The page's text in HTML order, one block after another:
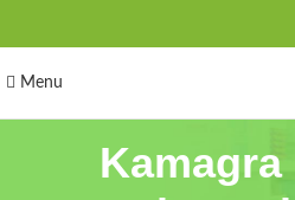
Menu
Kamagra